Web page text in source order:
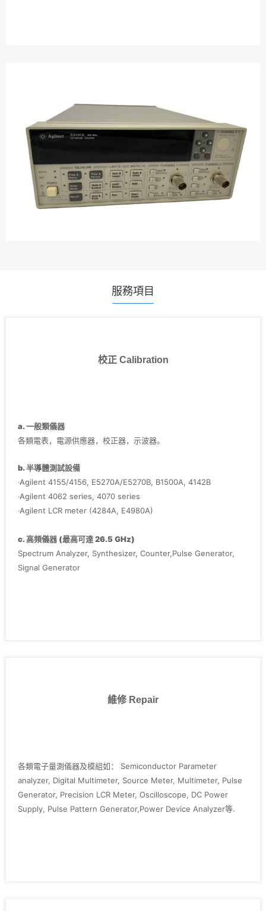
服務項目
校正 Calibration
a. 一般類儀器
各類電表，電源供應器，校正器，示波器。
b. 半導體測試設備
‧Agilent 4155/4156, E5270A/E5270B, B1500A, 4142B
‧Agilent 4062 series, 4070 series
‧Agilent LCR meter (4284A, E4980A)
‧Agilent E4411B
‧Keithley 2400 series, 236, 237, 238, 2636,3700
c. 高頻儀器 (最高可達 26.5 GHz)
Spectrum Analyzer, Synthesizer, Counter,Pulse Generator,
Signal Generator
維修 Repair
各類電子量測儀器及模組如： Semiconductor Parameter
analyzer, Digital Multimeter, Source Meter, Multimeter, Pulse
Generator, Precision LCR Meter, Oscilloscope, DC Power
Supply, Pulse Pattern Generator,Power Device Analyzer等.